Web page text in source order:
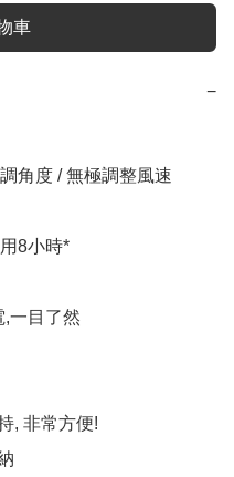
車
−
角度 / 無極調整風速
8小時*
,一目了然
, 非常方便!